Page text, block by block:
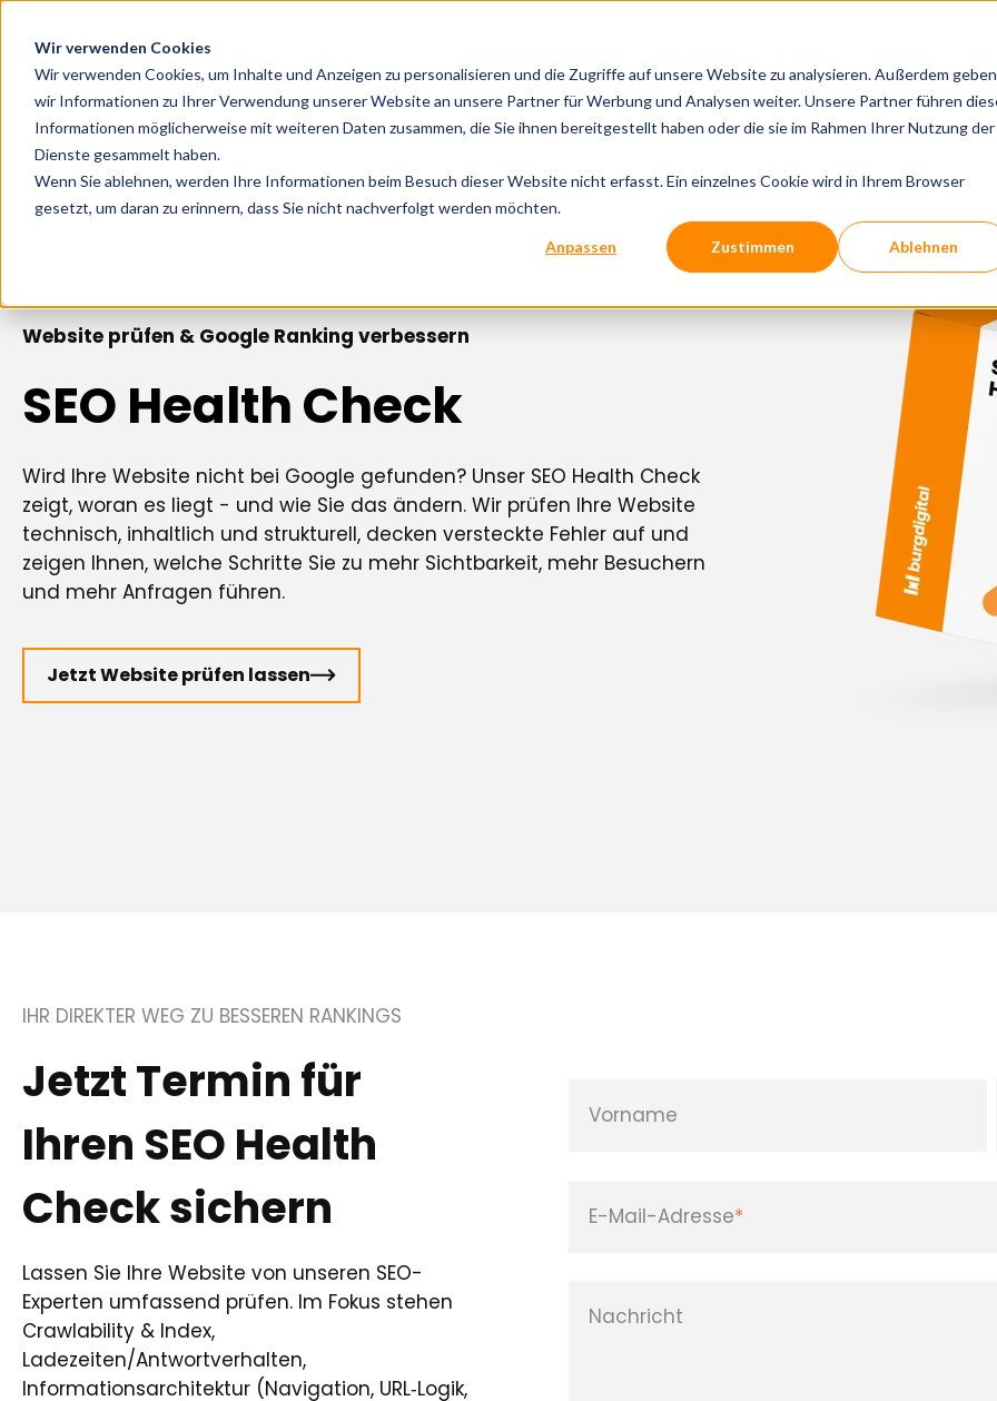
Wir verwenden Cookies
Wir verwenden Cookies, um Inhalte und Anzeigen zu personalisieren und die Zugriffe auf unsere Website zu analysieren. Außerdem geben
wir Informationen zu Ihrer Verwendung unserer Website an unsere Partner für Werbung und Analysen weiter. Unsere Partner führen
Informationen möglicherweise mit weiteren Daten zusammen, die Sie ihnen bereitgestellt haben oder die sie im Rahmen Ihrer Nutzung der
Dienste gesammelt haben.
Wenn Sie ablehnen, werden Ihre Informationen beim Besuch dieser Website nicht erfasst. Ein einzelnes Cookie wird in Ihrem Browser
gesetzt, um daran zu erinnern, dass Sie nicht nachverfolgt werden möchten.
Anpassen Zustimmen Ablehnen
Website prüfen & Google Ranking verbessern
SEO Health Check
Wird Ihre Website nicht bei Google gefunden? Unser SEO Health Check
zeigt, woran es liegt - und wie Sie das ändern. Wir prüfen Ihre Website
technisch, inhaltlich und strukturell, decken versteckte Fehler auf und
zeigen Ihnen, welche Schritte Sie zu mehr Sichtbarkeit, mehr Besuchern
und mehr Anfragen führen.
Jetzt Website prüfen lassen
IHR DIREKTER WEG ZU BESSEREN RANKINGS
Jetzt Termin für
Ihren SEO Health
Check sichern
Lassen Sie Ihre Website von unseren SEO-
Experten umfassend prüfen. Im Fokus stehen
Crawlability & Index,
Ladezeiten/Antwortverhalten,
Informationsarchitektur (Navigation, URL‑Logik,
Vorname
E-Mail-Adresse*
Nachricht